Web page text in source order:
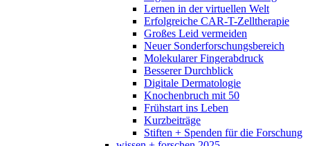
Lernen in der virtuellen Welt
Erfolgreiche CAR-T-Zelltherapie
Großes Leid vermeiden
Neuer Sonderforschungsbereich
Molekularer Fingerabdruck
Besserer Durchblick
Digitale Dermatologie
Knochenbruch mit 50
Frühstart ins Leben
Kurzbeiträge
Stiften + Spenden für die Forschung